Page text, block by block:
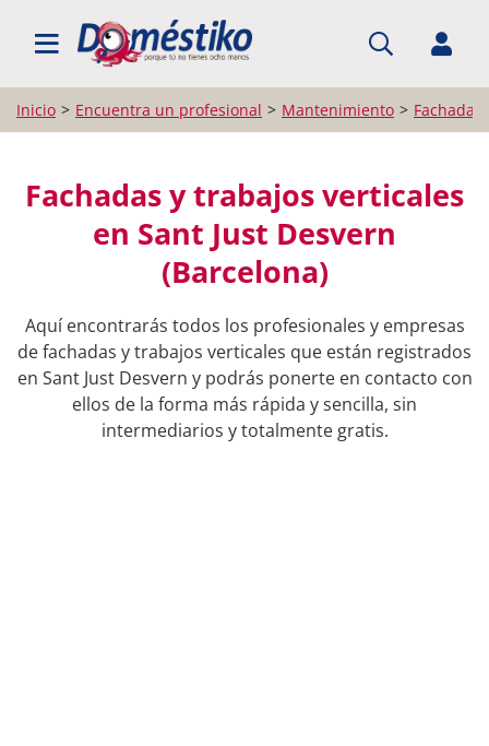
BUSCAR PROFESIONALES
Inicio Encuentra un profesional Mantenimiento
Fachadas y trabajos verticales
en Sant Just Desvern
(Barcelona)
Aquí encontrarás todos los profesionales y empresas
de fachadas y trabajos verticales que están registrados
en Sant Just Desvern y podrás ponerte en contacto con
ellos de la forma más rápida y sencilla, sin
intermediarios y totalmente gratis.